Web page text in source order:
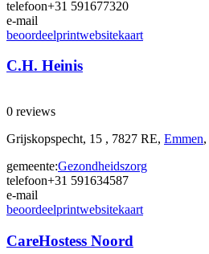
telefoon+31 591677320
e-mail
beoordeelprintwebsitekaart
C.H. Heinis
0 reviews
Grijskopspecht, 15 , 7827 RE, Emmen,
gemeente:Gezondheidszorg
telefoon+31 591634587
e-mail
beoordeelprintwebsitekaart
CareHostess Noord